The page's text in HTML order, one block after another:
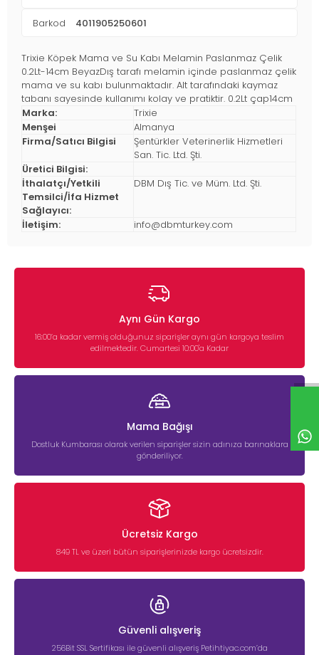
Barkod 4011905250601
Trixie Köpek Mama ve Su Kabı Melamin Paslanmaz Çelik
0.2Lt-14cm BeyazDış tarafı melamin içinde paslanmaz çelik
mama ve su kabı bulunmaktadır. Alt tarafındaki kaymaz
tabanı sayesinde kullanımı kolay ve pratiktir. 0.2Lt çap14cm
Marka:
Trixie
Menşei
Almanya
Firma/Satıcı Bilgisi
Şentürkler Veterinerlik Hizmetleri
San. Tic. Ltd. Şti.
Üretici Bilgisi:
İthalatçı/Yetkili
Temsilci/İfa Hizmet
Sağlayıcı:
DBM Dış Tic. ve Müm. Ltd. Şti.
İletişim: info@dbmturkey.com
Aynı Gün Kargo
16:00’a kadar vermiş olduğunuz siparişler aynı gün kargoya teslim
edilmektedir. Cumartesi 10:00'a Kadar
Mama Bağışı
Dostluk Kumbarası olarak verilen siparişler sizin adınıza barınaklara
gönderiliyor.
Ücretsiz Kargo
849 TL ve üzeri bütün siparişlerinizde kargo ücretsizdir.
Güvenli alışveriş
256Bit SSL Sertifikası ile güvenli alışveriş Petihtiyac.com’da